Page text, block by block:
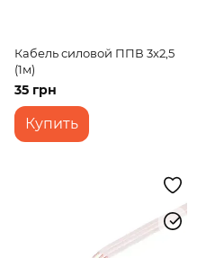
Кабель силовой ППВ 3х2,5
(1м)
35 грн
Купить